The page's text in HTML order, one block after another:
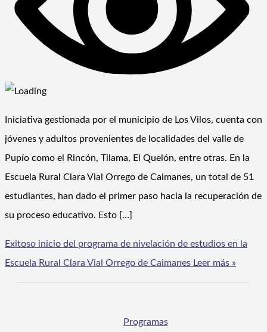
Iniciativa gestionada por el municipio de Los Vilos, cuenta con
jóvenes y adultos provenientes de localidades del valle de
Pupío como el Rincón, Tilama, El Quelón, entre otras. En la
Escuela Rural Clara Vial Orrego de Caimanes, un total de 51
estudiantes, han dado el primer paso hacia la recuperación de
su proceso educativo. Esto […]
Exitoso inicio del programa de nivelación de estudios en la
Escuela Rural Clara Vial Orrego de Caimanes Leer más »
Programas